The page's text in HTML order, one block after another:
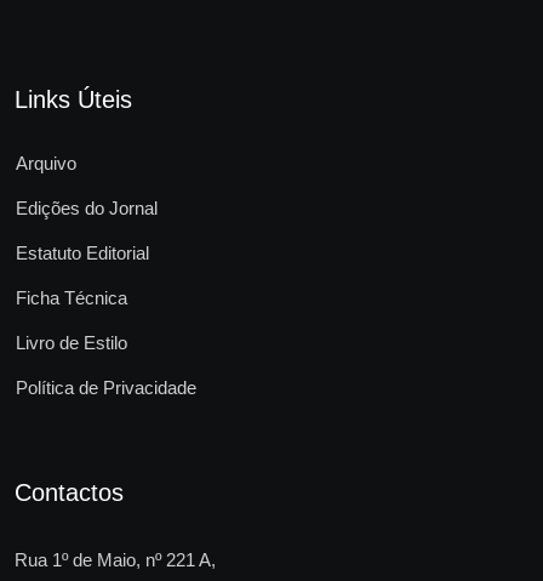
Links Úteis
Arquivo
Edições do Jornal
Estatuto Editorial
Ficha Técnica
Livro de Estilo
Política de Privacidade
Contactos
Rua 1º de Maio, nº 221 A,